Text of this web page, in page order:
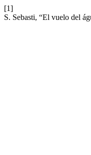
[1]
S. Sebasti, “El vuelo del